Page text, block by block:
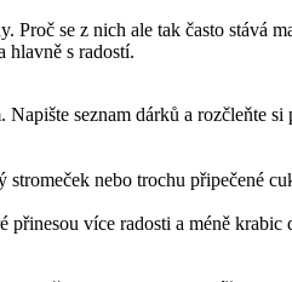
se z nich ale tak často stává
hlavně s radostí.
seznam dárků a
nebo trochu připečené
více radosti a méně